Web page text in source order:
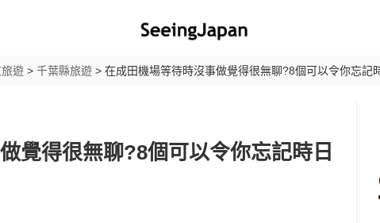
遊> 千葉縣旅遊> 在成田機場等待時沒事做覺得很無聊?8個可以令你忘記
覺得很無聊?8個可以令你忘記時日